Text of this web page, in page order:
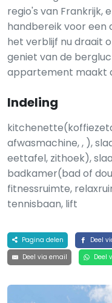
regio's van Frankrijk,
handbereik voor een
het verblijf nu draait
geniet van de
appartement maakt
Indeling
afwasmachine, , ),
eettafel, zithoek),
badkamer(bad of
fitnessruimte,
tennisbaan, lift
Pagina delen Deel
Deel via email
Deel